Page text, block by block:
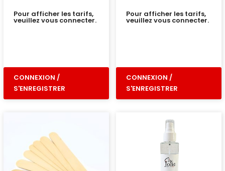
Pour afficher les tarifs,
veuillez vous connecter.
CONNEXION /
S'ENREGISTRER
Pour afficher les tarifs,
veuillez vous connecter.
CONNEXION /
S'ENREGISTRER